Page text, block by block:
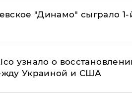
"Динамо" сыграло 1-
узнало о
Украиной и США